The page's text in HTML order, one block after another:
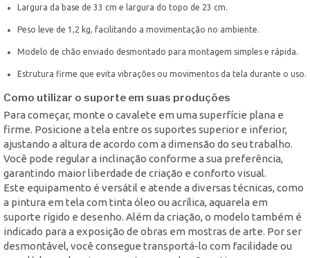
Largura da base de 33 cm e largura do topo de 23 cm.
Peso leve de 1,2 kg, facilitando a movimentação no ambiente.
Modelo de chão enviado desmontado para montagem simples e rápida.
Estrutura firme que evita vibrações ou movimentos da tela durante o uso.
Como utilizar o suporte em suas produções
Para começar, monte o cavalete em uma superfície plana e
firme. Posicione a tela entre os suportes superior e inferior,
ajustando a altura de acordo com a dimensão do seu trabalho.
Você pode regular a inclinação conforme a sua preferência,
garantindo maior liberdade de criação e conforto visual.
Este equipamento é versátil e atende a diversas técnicas, como
a pintura em tela com tinta óleo ou acrílica, aquarela em
suporte rígido e desenho. Além da criação, o modelo também é
indicado para a exposição de obras em mostras de arte. Por ser
desmontável, você consegue transportá-lo com facilidade ou